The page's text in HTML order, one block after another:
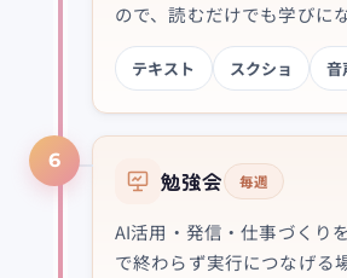
ので、読むだけでも学びに
テキスト スクショ 音
6
勉強会 毎週
AI活用・発信・仕事づくり
で終わらず実行につなげる